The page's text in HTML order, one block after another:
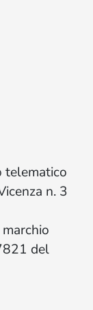
telematico
n. 3
del